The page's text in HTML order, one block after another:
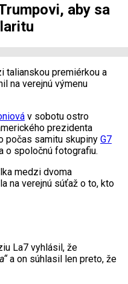
aby sa
talianskou premiérkou a
na verejnú výmenu
v sobotu ostro
prezidenta
počas samitu skupiny G7
o spoločnú fotografiu.
medzi dvoma
na verejnú súťaž o to, kto
La7 vyhlásil, že
a on súhlasil len preto, že